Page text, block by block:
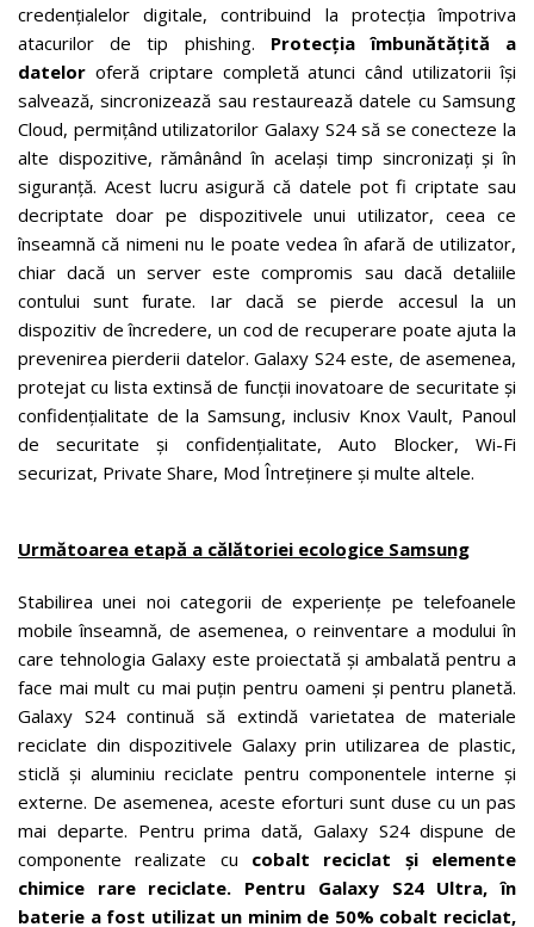
credențialelor digitale, contribuind la protecția împotriva
atacurilor de tip phishing. Protecția îmbunătățită a
datelor oferă criptare completă atunci când utilizatorii își
salvează, sincronizează sau restaurează datele cu Samsung
Cloud, permițând utilizatorilor Galaxy S24 să se conecteze la
alte dispozitive, rămânând în același timp sincronizați și în
siguranță. Acest lucru asigură că datele pot fi criptate sau
decriptate doar pe dispozitivele unui utilizator, ceea ce
înseamnă că nimeni nu le poate vedea în afară de utilizator,
chiar dacă un server este compromis sau dacă detaliile
contului sunt furate. Iar dacă se pierde accesul la un
dispozitiv de încredere, un cod de recuperare poate ajuta la
prevenirea pierderii datelor. Galaxy S24 este, de asemenea,
protejat cu lista extinsă de funcții inovatoare de securitate și
confidențialitate de la Samsung, inclusiv Knox Vault, Panoul
de securitate și confidențialitate, Auto Blocker, Wi-Fi
securizat, Private Share, Mod Întreținere și multe altele.
Următoarea etapă a călătoriei ecologice Samsung
Stabilirea unei noi categorii de experiențe pe telefoanele
mobile înseamnă, de asemenea, o reinventare a modului în
care tehnologia Galaxy este proiectată și ambalată pentru a
face mai mult cu mai puțin pentru oameni și pentru planetă.
Galaxy S24 continuă să extindă varietatea de materiale
reciclate din dispozitivele Galaxy prin utilizarea de plastic,
sticlă și aluminiu reciclate pentru componentele interne și
externe. De asemenea, aceste eforturi sunt duse cu un pas
mai departe. Pentru prima dată, Galaxy S24 dispune de
componente realizate cu cobalt reciclat și elemente
chimice rare reciclate. Pentru Galaxy S24 Ultra, în
baterie a fost utilizat un minim de 50% cobalt reciclat,